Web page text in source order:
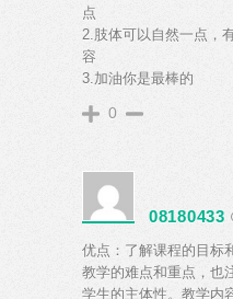
点
2.肢体可以自然一点，
容
3.加油你是最棒的
0
08180433
优点：了解课程的目标
教学的难点和重点，也
学生的主体性。教学内